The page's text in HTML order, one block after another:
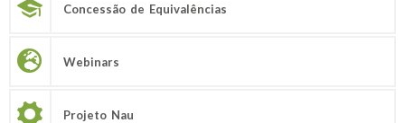
Concessão de Equivalências
Webinars
Projeto Nau